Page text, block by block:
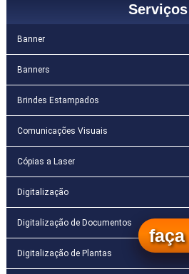
Serviços
Banner
Banners
Brindes Estampados
Comunicações Visuais
Cópias a Laser
Digitalização
Digitalização de Documentos
Digitalização de Plantas
faça